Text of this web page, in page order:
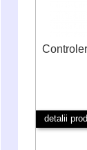
detalii